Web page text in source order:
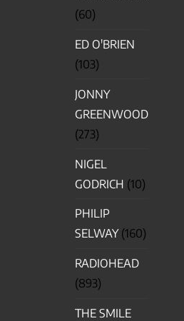
(60)
ED O'BRIEN
(103)
JONNY
GREENWOOD
(273)
NIGEL
GODRICH (10)
PHILIP
SELWAY(160)
RADIOHEAD
(893)
THE SMILE